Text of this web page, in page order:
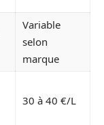
Variable
selon
marque
30 à 40 €/L